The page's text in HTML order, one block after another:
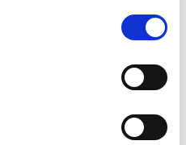
από τα παρακάτω με την
να ενημερωθείτε σχετικά με